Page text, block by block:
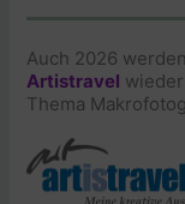
Auch 2026
Artistravel
Thema